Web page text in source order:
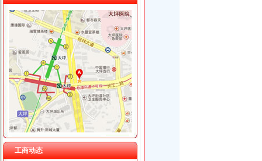
工商动态
渝中区马家堡
【招商银行渝中区马家堡自助银行】招商银行渝中区马家堡自助银行
【重庆市渝中区大坪制面厂马家堡饮食店】重庆市渝中区大坪制面厂
重庆市渝中区马家堡小学2017年新生招生通告！_重庆幼升小_家长帮
2017年重庆二级建造师考试地点重庆市渝中区马家堡小学在哪？_二级
重庆市渝中区马家堡小学校怎么样_百度知道
渝中区社区服务网-马家堡社区
渝中区马家堡小学二年级三班二单元复习资料(一)_老师_新浪博客